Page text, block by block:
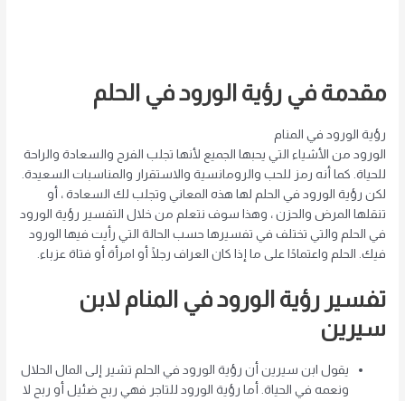
مقدمة في رؤية الورود في الحلم
رؤية الورود في المنام
الورود من الأشياء التي يحبها الجميع لأنها تجلب الفرح والسعادة والراحة
للحياة. كما أنه رمز للحب والرومانسية والاستقرار والمناسبات السعيدة.
لكن رؤية الورود في الحلم لها هذه المعاني وتجلب لك السعادة ، أو
تنقلها المرض والحزن ، وهذا سوف نتعلم من خلال التفسير رؤية الورود
في الحلم والتي تختلف في تفسيرها حسب الحالة التي رأيت فيها الورود
فيك. الحلم واعتمادًا على ما إذا كان العراف رجلًا أو امرأة أو فتاة عزباء.
تفسير رؤية الورود في المنام لابن
سيرين
يقول ابن سيرين أن رؤية الورود في الحلم تشير إلى المال الحلال
ونعمه في الحياة. أما رؤية الورود للتاجر فهي ربح ضئيل أو ربح لا